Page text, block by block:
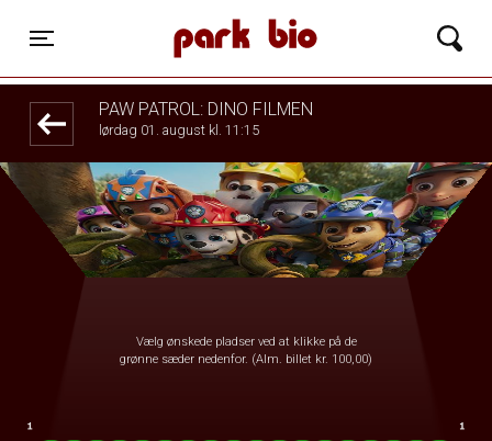
Toggle navigation
Park Bio
PAW PATROL: DINO FILMEN
lørdag 01. august kl. 11:15
Vælg ønskede pladser ved at klikke på de
grønne sæder nedenfor. (Alm. billet kr. 100,00)
front05-temp 072032